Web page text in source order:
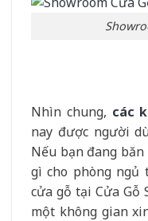
Nhìn chung, các
nay được người
Nếu bạn đang
gì cho phòng ngủ
cửa gỗ tại Cửa Gỗ
một không gian